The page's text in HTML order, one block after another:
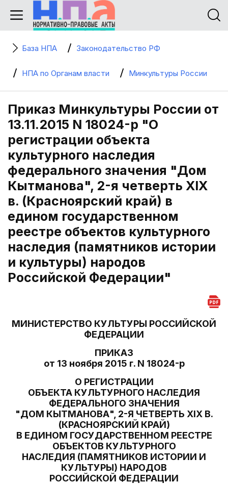
База НПА Законодательство РФ
НПА по Органам власти Минкультуры России
Приказ Минкультуры России от
13.11.2015 N 18024-р "О
регистрации объекта
культурного наследия
федерального значения "Дом
Кытманова", 2-я четверть XIX
в. (Красноярский край) в
едином государственном
реестре объектов культурного
наследия (памятников истории
и культуры) народов
Российской Федерации"
МИНИСТЕРСТВО КУЛЬТУРЫ РОССИЙСКОЙ
ФЕДЕРАЦИИ
ПРИКАЗ
от 13 ноября 2015 г. N 18024-р
О РЕГИСТРАЦИИ
ОБЪЕКТА КУЛЬТУРНОГО НАСЛЕДИЯ
ФЕДЕРАЛЬНОГО ЗНАЧЕНИЯ
"ДОМ КЫТМАНОВА", 2-Я ЧЕТВЕРТЬ XIX В.
(КРАСНОЯРСКИЙ КРАЙ)
В ЕДИНОМ ГОСУДАРСТВЕННОМ РЕЕСТРЕ
ОБЪЕКТОВ КУЛЬТУРНОГО
НАСЛЕДИЯ (ПАМЯТНИКОВ ИСТОРИИ И
КУЛЬТУРЫ) НАРОДОВ
РОССИЙСКОЙ ФЕДЕРАЦИИ